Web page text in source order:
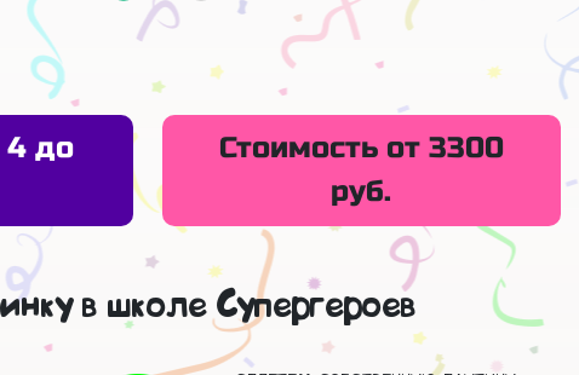
4 до
Стоимость от 3300
руб.
в школе Супергероев